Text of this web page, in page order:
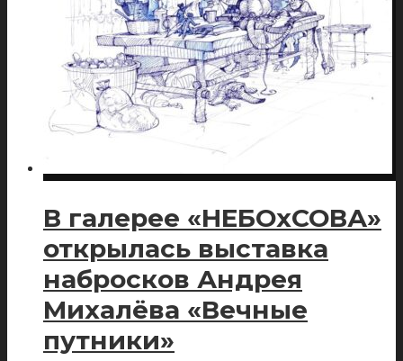
В галерее «НЕБОхСОВА»
открылась выставка
набросков Андрея
Михалёва «Вечные
путники»